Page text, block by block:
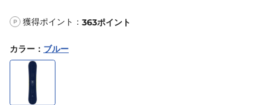
P 獲得ポイント： 363ポイント
カラー ： ブルー